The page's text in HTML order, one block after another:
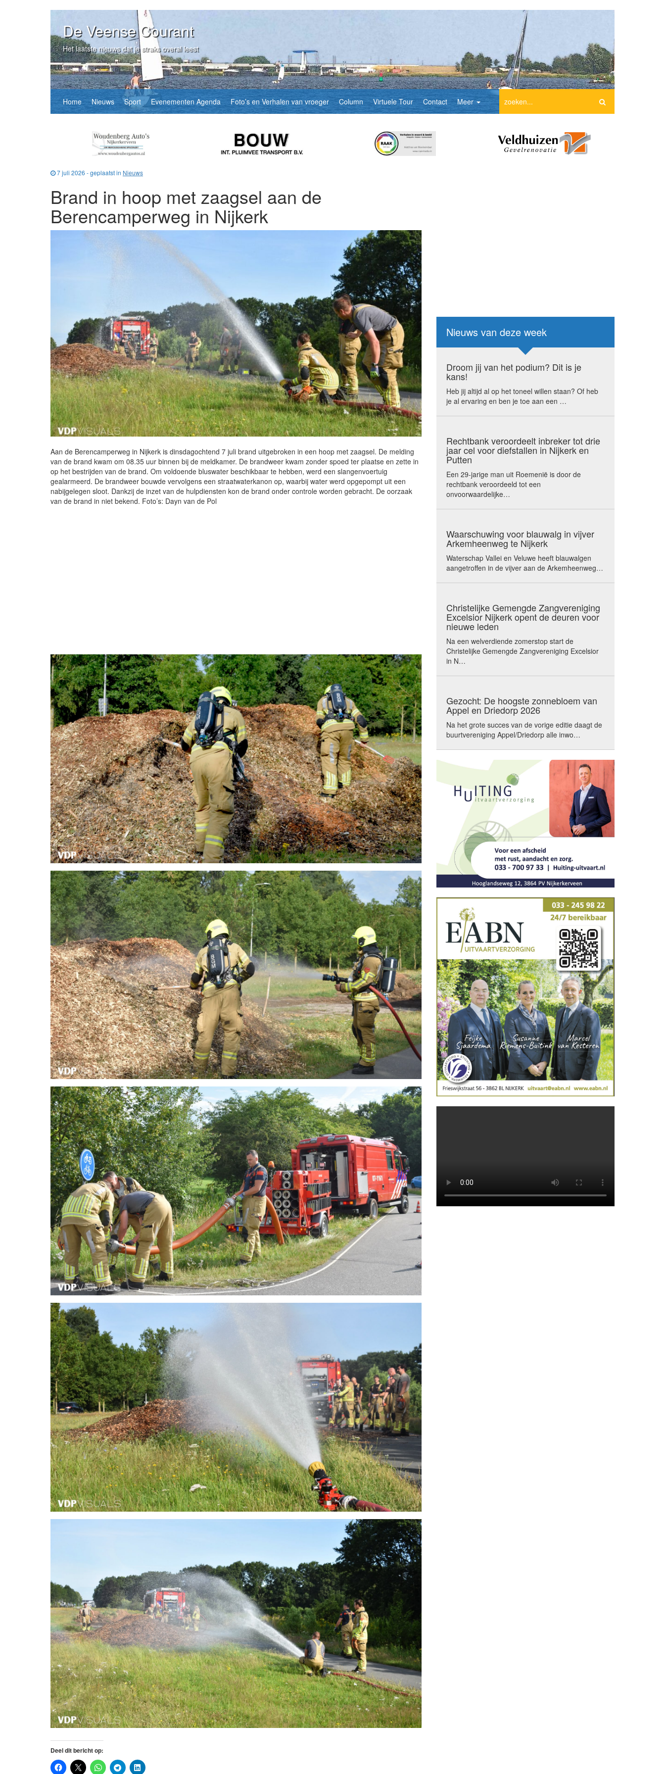
De Veense Courant
Het laatste nieuws dat je straks overal leest
Home Nieuws Sport Evenementen Agenda Foto’s en Verhalen van vroeger Column Virtuele Tour Contact Meer
7 juli 2026 - geplaatst in Nieuws
Brand in hoop met zaagsel aan de
Berencamperweg in Nijkerk
Aan de Berencamperweg in Nijkerk is dinsdagochtend 7 juli brand uitgebroken in een hoop met zaagsel. De melding
van de brand kwam om 08.35 uur binnen bij de meldkamer. De brandweer kwam zonder spoed ter plaatse en zette in
op het bestrijden van de brand. Om voldoende bluswater beschikbaar te hebben, werd een slangenvoertuig
gealarmeerd. De brandweer bouwde vervolgens een straatwaterkanon op, waarbij water werd opgepompt uit een
nabijgelegen sloot. Dankzij de inzet van de hulpdiensten kon de brand onder controle worden gebracht. De oorzaak
van de brand in niet bekend. Foto’s: Dayn van de Pol
Deel dit bericht op:
Nieuws van deze week
Droom jij van het podium? Dit is je
kans!
Heb jij altijd al op het toneel willen staan? Of heb
je al ervaring en ben je toe aan een …
Rechtbank veroordeelt inbreker tot drie
jaar cel voor diefstallen in Nijkerk en
Putten
Een 29-jarige man uit Roemenië is door de
rechtbank veroordeeld tot een
onvoorwaardelijke…
Waarschuwing voor blauwalg in vijver
Arkemheenweg te Nijkerk
Waterschap Vallei en Veluwe heeft blauwalgen
aangetroffen in de vijver aan de Arkemheenweg…
Christelijke Gemengde Zangvereniging
Excelsior Nijkerk opent de deuren voor
nieuwe leden
Na een welverdiende zomerstop start de
Christelijke Gemengde Zangvereniging Excelsior
in N…
Gezocht: De hoogste zonnebloem van
Appel en Driedorp 2026
Na het grote succes van de vorige editie daagt de
buurtvereniging Appel/Driedorp alle inwo…